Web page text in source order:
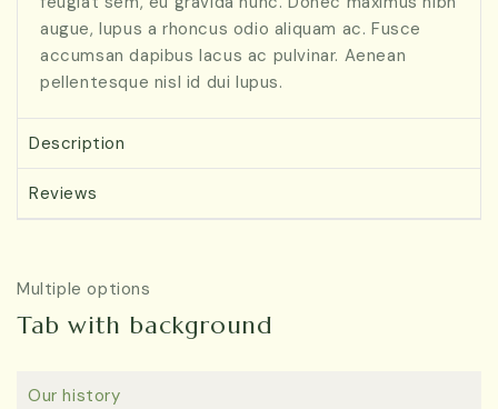
augue, lupus a rhoncus odio aliquam ac. Fusce
accumsan dapibus lacus ac pulvinar. Aenean
pellentesque nisl id dui lupus.
Description
Reviews
Multiple options
Tab with background
Our history